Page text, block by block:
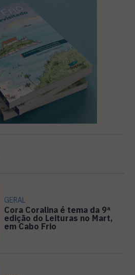
GERAL
Cora Coralina é tema da 9ª
edição do Leituras no Mart,
em Cabo Frio